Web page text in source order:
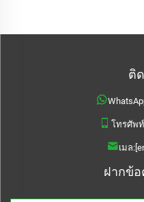
ติ
โทรศัพ
เมล:
ฝากข้อ